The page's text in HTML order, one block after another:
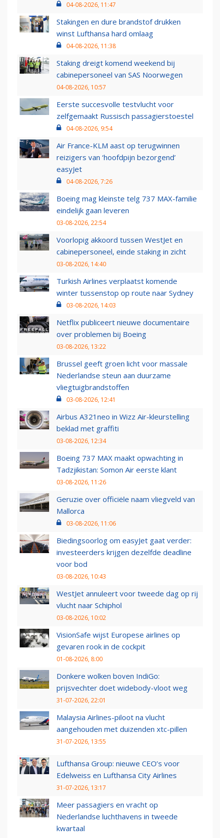
04-08-2026, 11:47
Stakingen en dure brandstof drukken
winst Lufthansa hard omlaag
04-08-2026, 11:38
Staking dreigt komend weekend bij
cabinepersoneel van SAS Noorwegen
04-08-2026, 10:57
Eerste succesvolle testvlucht voor
zelfgemaakt Russisch passagierstoestel
04-08-2026, 9:54
Air France-KLM aast op terugwinnen
reizigers van ‘hoofdpijn bezorgend’
easyJet
04-08-2026, 7:26
Boeing mag kleinste telg 737 MAX-familie
eindelijk gaan leveren
03-08-2026, 22:54
Voorlopig akkoord tussen WestJet en
cabinepersoneel, einde staking in zicht
03-08-2026, 14:40
Turkish Airlines verplaatst komende
winter tussenstop op route naar Sydney
03-08-2026, 14:03
Netflix publiceert nieuwe documentaire
over problemen bij Boeing
03-08-2026, 13:22
Brussel geeft groen licht voor massale
Nederlandse steun aan duurzame
vliegtuigbrandstoffen
03-08-2026, 12:41
Airbus A321neo in Wizz Air-kleurstelling
beklad met graffiti
03-08-2026, 12:34
Boeing 737 MAX maakt opwachting in
Tadzjikistan: Somon Air eerste klant
03-08-2026, 11:26
Geruzie over officiële naam vliegveld van
Mallorca
03-08-2026, 11:06
Biedingsoorlog om easyJet gaat verder:
investeerders krijgen dezelfde deadline
voor bod
03-08-2026, 10:43
WestJet annuleert voor tweede dag op rij
vlucht naar Schiphol
03-08-2026, 10:02
VisionSafe wijst Europese airlines op
gevaren rook in de cockpit
01-08-2026, 8:00
Donkere wolken boven IndiGo:
prijsvechter doet widebody-vloot weg
31-07-2026, 22:01
Malaysia Airlines-piloot na vlucht
aangehouden met duizenden xtc-pillen
31-07-2026, 13:55
Lufthansa Group: nieuwe CEO’s voor
Edelweiss en Lufthansa City Airlines
31-07-2026, 13:17
Meer passagiers en vracht op
Nederlandse luchthavens in tweede
kwartaal